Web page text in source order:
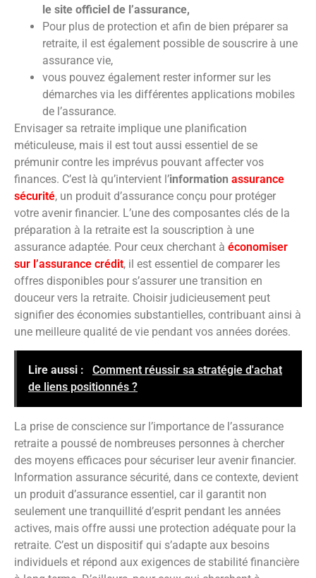
le site officiel de l’assurance,
Pour plus de protection et afin de bien préparer sa
retraite, il est également possible de souscrire à une
assurance vie,
vous pouvez également rester informer sur les
démarches via les différentes applications mobiles
de l’assurance.
Envisager sa retraite implique une planification
méticuleuse, mais il est tout aussi essentiel de se
prémunir contre les imprévus pouvant affecter vos
finances. C’est là qu’intervient l’information assurance
sécurité, un produit d’assurance conçu pour protéger
votre avenir financier. L’une des composantes clés de la
préparation à la retraite est la souscription à une
assurance adaptée. Pour ceux cherchant à économiser
sur l’assurance crédit, il est essentiel de comparer les
offres disponibles pour s’assurer une transition en
douceur vers la retraite. Choisir judicieusement peut
signifier des économies substantielles, contribuant ainsi à
une meilleure qualité de vie pendant vos années dorées.
Lire aussi :
Comment réussir sa stratégie d'achat
de liens positionnés ?
La prise de conscience sur l’importance de l’assurance
retraite a poussé de nombreuses personnes à chercher
des moyens efficaces pour sécuriser leur avenir financier.
Information assurance sécurité, dans ce contexte, devient
un produit d’assurance essentiel, car il garantit non
seulement une tranquillité d’esprit pendant les années
actives, mais offre aussi une protection adéquate pour la
retraite. C’est un dispositif qui s’adapte aux besoins
individuels et répond aux exigences de stabilité financière